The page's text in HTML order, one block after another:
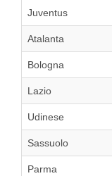
Juventus
Atalanta
Bologna
Lazio
Udinese
Sassuolo
Parma